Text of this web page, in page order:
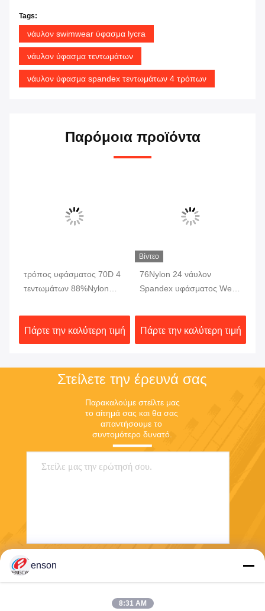
Tags:
νάυλον swimwear ύφασμα lycra
νάυλον ύφασμα τεντωμάτων
νάυλον ύφασμα spandex τεντωμάτων 4 τρόπων
Παρόμοια προϊόντα
τρόπος υφάσματος 70D 4
τεντωμάτων 88%Nylon
παντελόνι εσωρούχων
ενδυμάτων
Πάρτε την καλύτερη τιμή
Βίντεο
76Nylon 24 νάυλον
Spandex υφάσματος Weft
αναπνεύσιμο 230gsm
υφάσματος Dri κατάλληλη
Πάρτε την καλύτερη τιμή
Στείλετε την έρευνά σας
Παρακαλούμε στείλτε μας
το αίτημά σας και θα σας
απαντήσουμε το
συντομότερο δυνατό.
enson
8:31 AM